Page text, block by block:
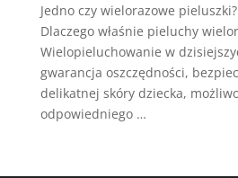
Jedno czy wielorazowe
Dlaczego właśnie pieluchy
Wielopieluchowanie w
gwarancja oszczędności,
delikatnej skóry dziecka,
odpowiedniego …